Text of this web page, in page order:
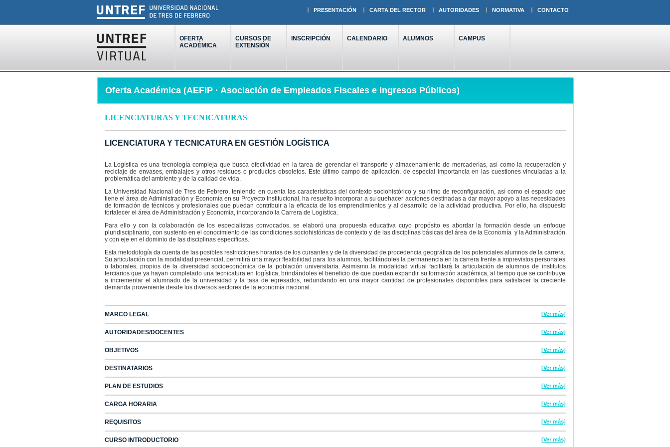
PRESENTACIÓN CARTA DEL RECTOR AUTORIDADES NORMATIVA CONTACTO
OFERTA
ACADÉMICA
CURSOS DE
EXTENSIÓN
INSCRIPCIÓN CALENDARIO ALUMNOS CAMPUS
Oferta Académica (AEFIP · Asociación de Empleados Fiscales e Ingresos Públicos)
LICENCIATURAS Y TECNICATURAS
LICENCIATURA Y TECNICATURA EN GESTIÓN LOGÍSTICA
La Logística es una tecnología compleja que busca efectividad en la tarea de gerenciar el transporte y almacenamiento de mercaderías, así como la recuperación y
reciclaje de envases, embalajes y otros residuos o productos obsoletos. Este último campo de aplicación, de especial importancia en las cuestiones vinculadas a la
problemática del ambiente y de la calidad de vida.
La Universidad Nacional de Tres de Febrero, teniendo en cuenta las características del contexto sociohistórico y su ritmo de reconfiguración, así como el espacio que
tiene el área de Administración y Economía en su Proyecto Institucional, ha resuelto incorporar a su quehacer acciones destinadas a dar mayor apoyo a las necesidades
de formación de técnicos y profesionales que puedan contribuir a la eficacia de los emprendimientos y al desarrollo de la actividad productiva. Por ello, ha dispuesto
fortalecer el área de Administración y Economía, incorporando la Carrera de Logística.
Para ello y con la colaboración de los especialistas convocados, se elaboró una propuesta educativa cuyo propósito es abordar la formación desde un enfoque
pluridisciplinario, con sustento en el conocimiento de las condiciones sociohistóricas de contexto y de las disciplinas básicas del área de la Economía y la Administración
y con eje en el dominio de las disciplinas específicas.
Esta metodología da cuenta de las posibles restricciones horarias de los cursantes y de la diversidad de procedencia geográfica de los potenciales alumnos de la carrera.
Su articulación con la modalidad presencial, permitirá una mayor flexibilidad para los alumnos, facilitándoles la permanencia en la carrera frente a imprevistos personales
o laborales, propios de la diversidad socioeconómica de la población universitaria. Asimismo la modalidad virtual facilitará la articulación de alumnos de institutos
terciarios que ya hayan completado una tecnicatura en logística, brindándoles el beneficio de que puedan expandir su formación académica, al tiempo que se contribuye
a incrementar el alumnado de la universidad y la tasa de egresados, redundando en una mayor cantidad de profesionales disponibles para satisfacer la creciente
demanda proveniente desde los diversos sectores de la economía nacional.
MARCO LEGAL [Ver más]
AUTORIDADES/DOCENTES [Ver más]
OBJETIVOS [Ver más]
DESTINATARIOS [Ver más]
PLAN DE ESTUDIOS [Ver más]
CARGA HORARIA [Ver más]
REQUISITOS [Ver más]
CURSO INTRODUCTORIO [Ver más]